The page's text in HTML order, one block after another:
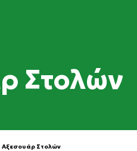
Στολών
Αξεσουάρ Στολών